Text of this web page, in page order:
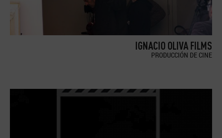
IGNACIO OLIVA FILMS
PRODUCCIÓN DE CINE